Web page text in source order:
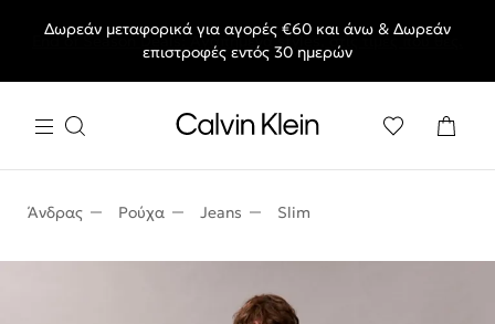
End of Season Deals: Αγαπημένα styles, στις τιμές που θες.
Δωρεάν μεταφορικά για αγορές €60 και άνω & Δωρεάν
επιστροφές εντός 30 ημερών
Άνδρας Ρούχα Jeans Slim